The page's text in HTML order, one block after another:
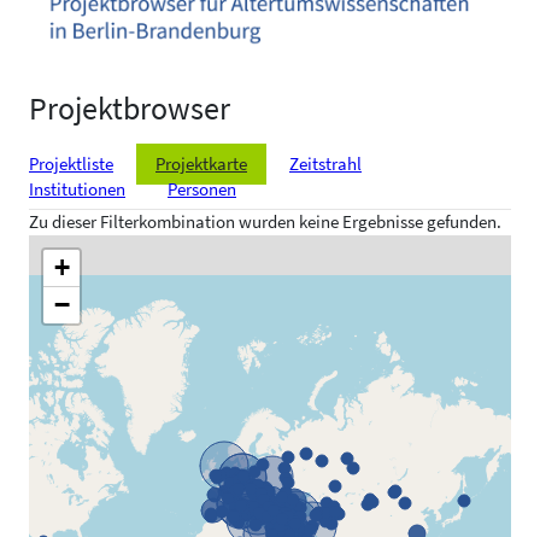
Projektbrowser
Projektliste Projektkarte
Zeitstrahl
Institutionen
Personen
Zu dieser Filterkombination wurden keine Ergebnisse gefunden.
+
−